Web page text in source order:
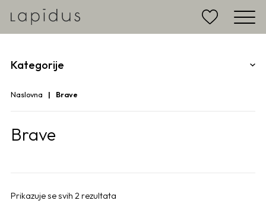
Kategorije
Naslovna Brave
Brave
Prikazuje se svih 2 rezultata